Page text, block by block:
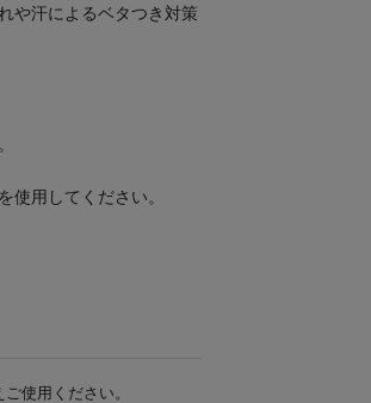
や汗によるベタつき対策
使用してください。
使用ください。